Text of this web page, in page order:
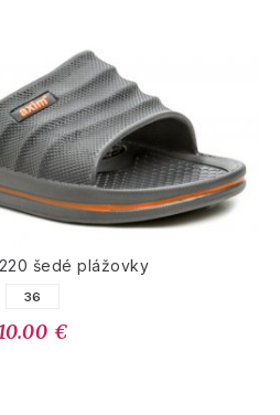
šedé plážovky
36
€